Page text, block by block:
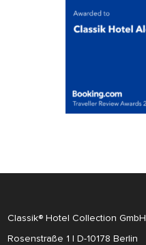
Classik® Hotel Collection GmbH
Rosenstraße 1 | D-10178 Berlin